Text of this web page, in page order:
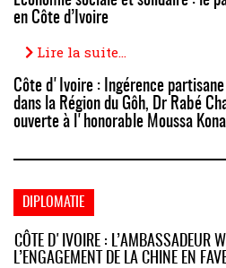
en Côte d’Ivoire
Lire la suite...
Côte d'Ivoire : Ingérence
dans la Région du Gôh, Dr Rabé
ouverte à l'honorable Moussa
DIPLOMATIE
CÔTE D'IVOIRE : L’AMBASSADEUR
L’ENGAGEMENT DE LA CHINE EN